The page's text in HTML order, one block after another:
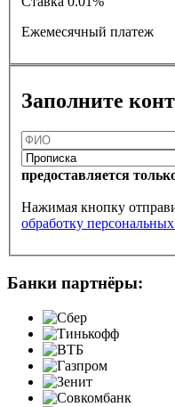
Ежемесячный платеж
Заполните
предоставляется
Нажимая кнопку
обработку
Банки партнёры: